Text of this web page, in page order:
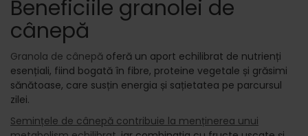
Beneficiile granolei de
cânepă
Granola de cânepă oferă un aport echilibrat de nutrienți
esențiali, fiind bogată în fibre, proteine vegetale și grăsimi
sănătoase, care susțin energia și sațietatea pe parcursul
zilei.
Semințele de cânepă contribuie la menținerea unui